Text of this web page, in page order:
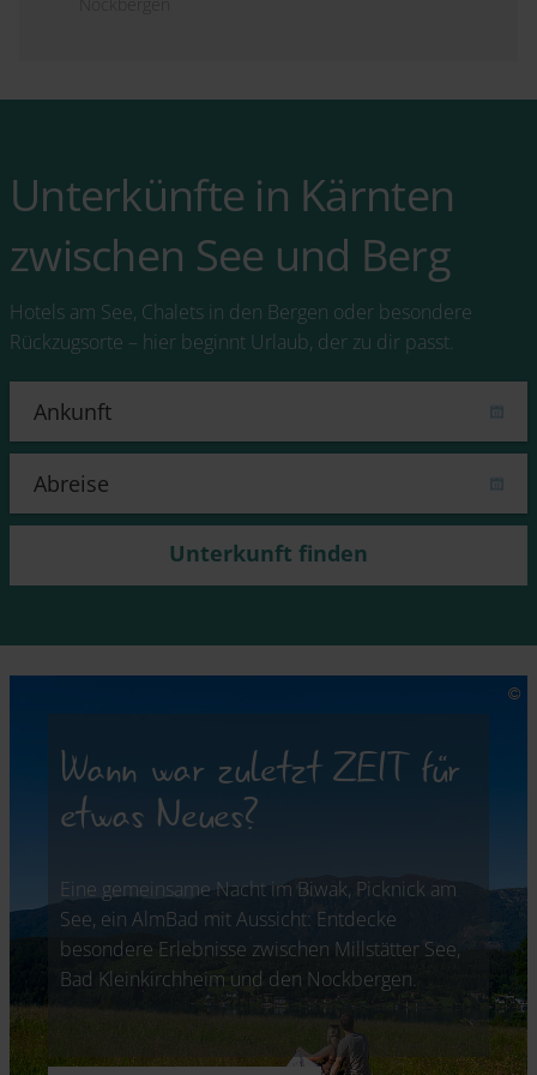
Unterkünfte in Kärnten
zwischen See und Berg
Hotels am See, Chalets in den Bergen oder besondere
Rückzugsorte – hier beginnt Urlaub, der zu dir passt.
Unterkunft finden
Wann war zuletzt ZEIT für
etwas Neues?
Eine gemeinsame Nacht im Biwak, Picknick am
See, ein AlmBad mit Aussicht: Entdecke
besondere Erlebnisse zwischen Millstätter See,
Bad Kleinkirchheim und den Nockbergen.